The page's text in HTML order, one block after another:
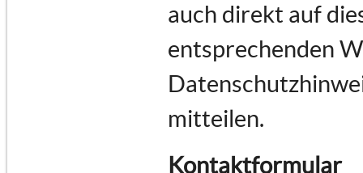
auch direkt auf
entsprechenden
mitteilen.
Kontaktformular